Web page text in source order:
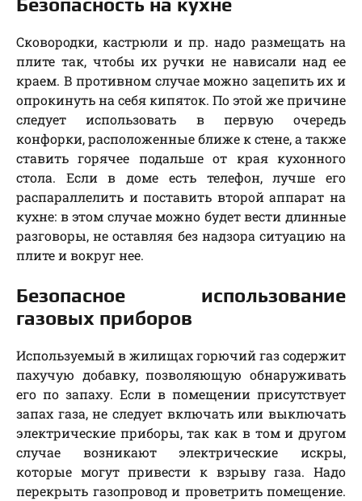
Безопасность на кухне
Сковородки, кастрюли и пр. надо размещать на
плите так, чтобы их ручки не нависали над ее
краем. В противном случае можно зацепить их и
опрокинуть на себя кипяток. По этой же причине
следует использовать в первую очередь
конфорки, расположенные ближе к стене, а также
ставить горячее подальше от края кухонного
стола. Если в доме есть телефон, лучше его
распараллелить и поставить второй аппарат на
кухне: в этом случае можно будет вести длинные
разговоры, не оставляя без надзора ситуацию на
плите и вокруг нее.
Безопасное использование
газовых приборов
Используемый в жилищах горючий газ содержит
пахучую добавку, позволяющую обнаруживать
его по запаху. Если в помещении присутствует
запах газа, не следует включать или выключать
электрические приборы, так как в том и другом
случае возникают электрические искры,
которые могут привести к взрыву газа. Надо
перекрыть газопровод и проветрить помещение.